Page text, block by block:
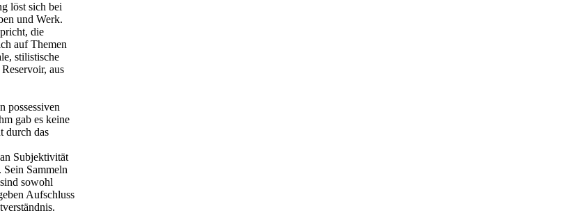
löst sich bei
und Werk.
die
auf Themen
stilistische
aus
possessiven
gab es keine
durch das
Subjektivität
Sammeln
sowohl
Aufschluss